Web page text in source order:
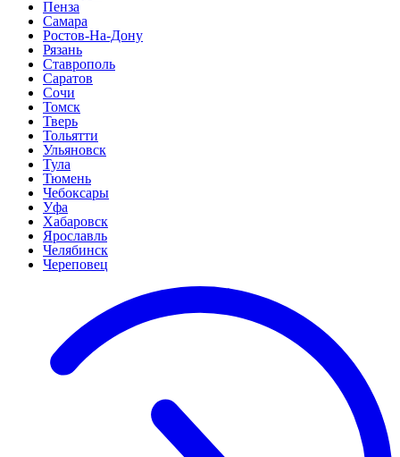
Пенза
Самара
Ростов-На-Дону
Рязань
Ставрополь
Саратов
Сочи
Томск
Тверь
Тольятти
Ульяновск
Тула
Тюмень
Чебоксары
Уфа
Хабаровск
Ярославль
Челябинск
Череповец